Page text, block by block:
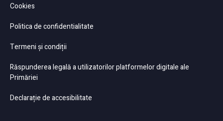
Cookies
Politica de confidentialitate
Termeni și condiții
Răspunderea legală a utilizatorilor platformelor digitale ale
Primăriei
Declarație de accesibilitate